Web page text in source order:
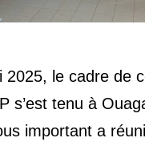
2025, le cadre de
s’est tenu à
important a